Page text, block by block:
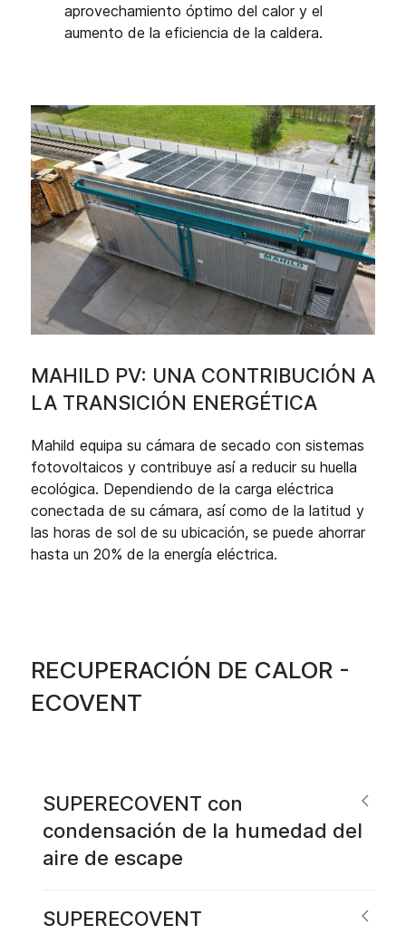
aprovechamiento óptimo del calor y el
aumento de la eficiencia de la caldera.
MAHILD PV: UNA CONTRIBUCIÓN A
LA TRANSICIÓN ENERGÉTICA
Mahild equipa su cámara de secado con sistemas
fotovoltaicos y contribuye así a reducir su huella
ecológica. Dependiendo de la carga eléctrica
conectada de su cámara, así como de la latitud y
las horas de sol de su ubicación, se puede ahorrar
hasta un 20% de la energía eléctrica.
RECUPERACIÓN DE CALOR -
ECOVENT
SUPERECOVENT con
condensación de la humedad del
aire de escape
SUPERECOVENT